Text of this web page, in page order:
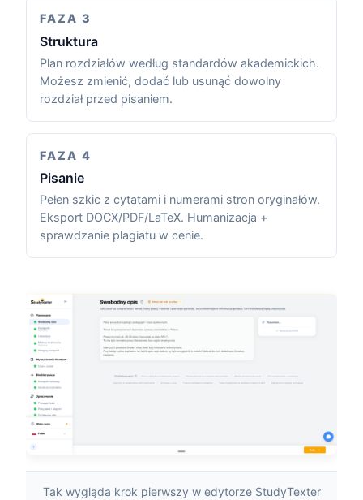
FAZA 3
Struktura
Plan rozdziałów według standardów akademickich.
Możesz zmienić, dodać lub usunąć dowolny
rozdział przed pisaniem.
FAZA 4
Pisanie
Pełen szkic z cytatami i numerami stron oryginałów.
Eksport DOCX/PDF/LaTeX. Humanizacja +
sprawdzanie plagiatu w cenie.
Tak wygląda krok pierwszy w edytorze StudyTexter